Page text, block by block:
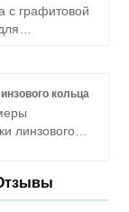
с графитовой
кольца
линзового
кольца